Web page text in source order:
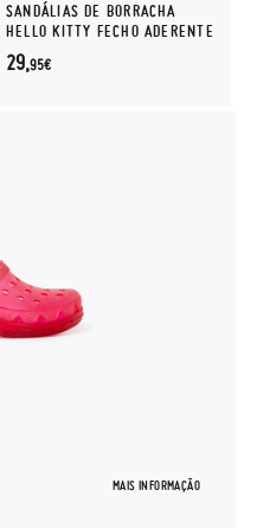
SANDÁLIAS DE BORRACHA
HELLO KITTY FECHO ADERENTE
29,95€
MAIS INFORMAÇÃO